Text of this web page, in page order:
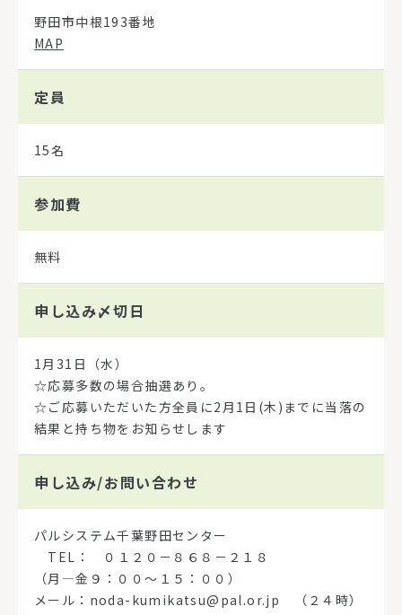
野田市中根193番地
MAP
定員
15名
参加費
無料
申し込み〆切日
1月31日（水）
☆応募多数の場合抽選あり。
☆ご応募いただいた方全員に2月1日(木)までに当落の
結果と持ち物をお知らせします
申し込み/お問い合わせ
パルシステム千葉野田センター
TEL： ０１２０－８６８－２１８
（月―金９：００～１５：００）
メール：noda-kumikatsu@pal.or.jp （２４時）